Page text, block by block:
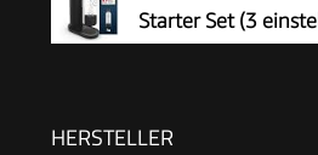
Starter Set (3
31943K00
HERSTELLER